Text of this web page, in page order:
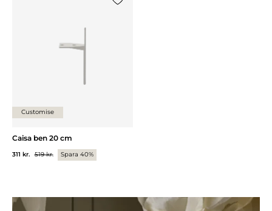
Customise
Caisa ben 20 cm
311 kr. 519 kr. Spara 40%